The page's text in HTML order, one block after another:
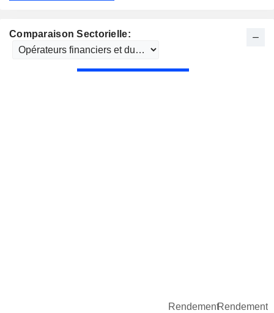
Comparaison Sectorielle:
RendementRendement